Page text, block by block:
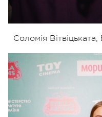
Соломія